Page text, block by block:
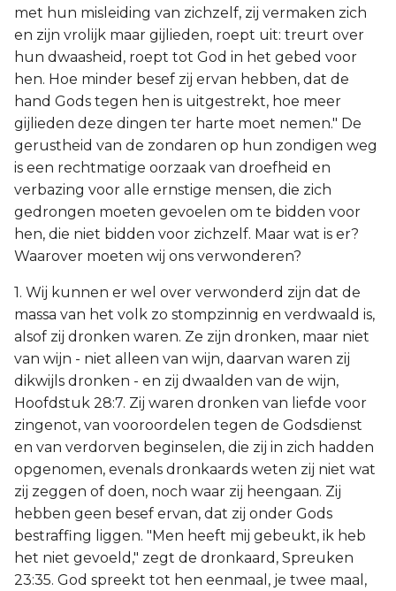
met hun misleiding van zichzelf, zij vermaken zich
en zijn vrolijk maar gijlieden, roept uit: treurt over
hun dwaasheid, roept tot God in het gebed voor
hen. Hoe minder besef zij ervan hebben, dat de
hand Gods tegen hen is uitgestrekt, hoe meer
gijlieden deze dingen ter harte moet nemen." De
gerustheid van de zondaren op hun zondigen weg
is een rechtmatige oorzaak van droefheid en
verbazing voor alle ernstige mensen, die zich
gedrongen moeten gevoelen om te bidden voor
hen, die niet bidden voor zichzelf. Maar wat is er?
Waarover moeten wij ons verwonderen?
1. Wij kunnen er wel over verwonderd zijn dat de
massa van het volk zo stompzinnig en verdwaald is,
alsof zij dronken waren. Ze zijn dronken, maar niet
van wijn - niet alleen van wijn, daarvan waren zij
dikwijls dronken - en zij dwaalden van de wijn,
Hoofdstuk 28:7. Zij waren dronken van liefde voor
zingenot, van vooroordelen tegen de Godsdienst
en van verdorven beginselen, die zij in zich hadden
opgenomen, evenals dronkaards weten zij niet wat
zij zeggen of doen, noch waar zij heengaan. Zij
hebben geen besef ervan, dat zij onder Gods
bestraffing liggen. "Men heeft mij gebeukt, ik heb
het niet gevoeld," zegt de dronkaard, Spreuken
23:35. God spreekt tot hen eenmaal, je twee maal,